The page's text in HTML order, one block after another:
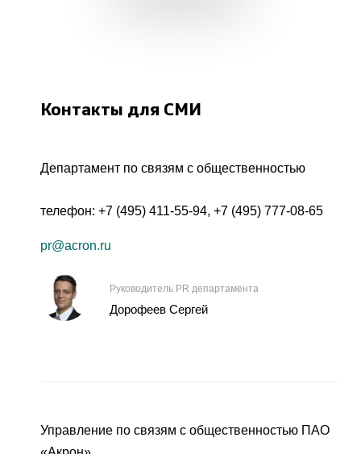
Контакты для СМИ
Департамент по связям с общественностью
телефон: +7 (495) 411-55-94, +7 (495) 777-08-65
pr@acron.ru
Руководитель PR департамента
Дорофеев Сергей
Управление по связям с общественностью ПАО